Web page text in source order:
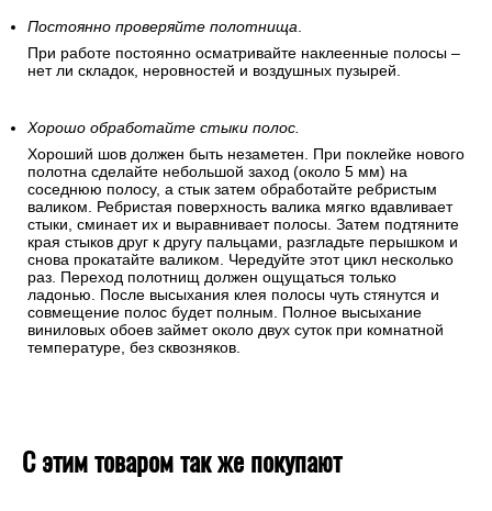
Постоянно проверяйте полотнища.
При работе постоянно осматривайте наклеенные полосы –
нет ли складок, неровностей и воздушных пузырей.
Хорошо обработайте стыки полос.
Хороший шов должен быть незаметен. При поклейке нового
полотна сделайте небольшой заход (около 5 мм) на
соседнюю полосу, а стык затем обработайте ребристым
валиком. Ребристая поверхность валика мягко вдавливает
стыки, сминает их и выравнивает полосы. Затем подтяните
края стыков друг к другу пальцами, разгладьте перышком и
снова прокатайте валиком. Чередуйте этот цикл несколько
раз. Переход полотнищ должен ощущаться только
ладонью. После высыхания клея полосы чуть стянутся и
совмещение полос будет полным. Полное высыхание
виниловых обоев займет около двух суток при комнатной
температуре, без сквозняков.
С этим товаром так же покупают